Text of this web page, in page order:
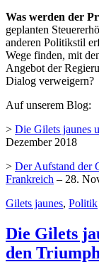
Was werden der
geplanten
anderen Politikstil
Wege finden, mit
Angebot der
Dialog verweigern?
Auf unserem Blog:
> Die Gilets jaunes
Dezember 2018
> Der Aufstand der
Frankreich – 28.
Gilets jaunes, Politik
Die Gilets
den